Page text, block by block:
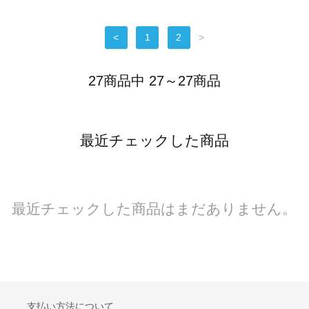
< 1 2 >
27商品中 27～27商品
最近チェックした商品
最近チェックした商品はまだありません。
支払い方法について